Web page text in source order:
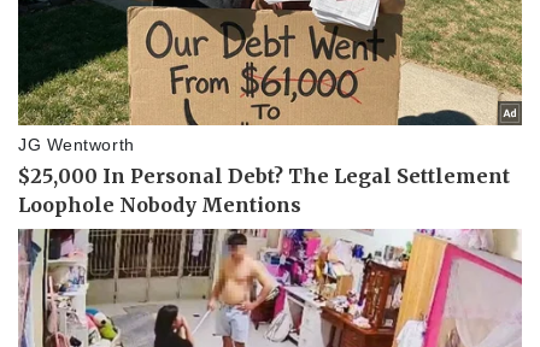
Pháp luật
Vụ án
Tin nóng
Tư vấn luật
Quân sự - Quốc phòng
Vũ khí
Việt Nam
Phân tích